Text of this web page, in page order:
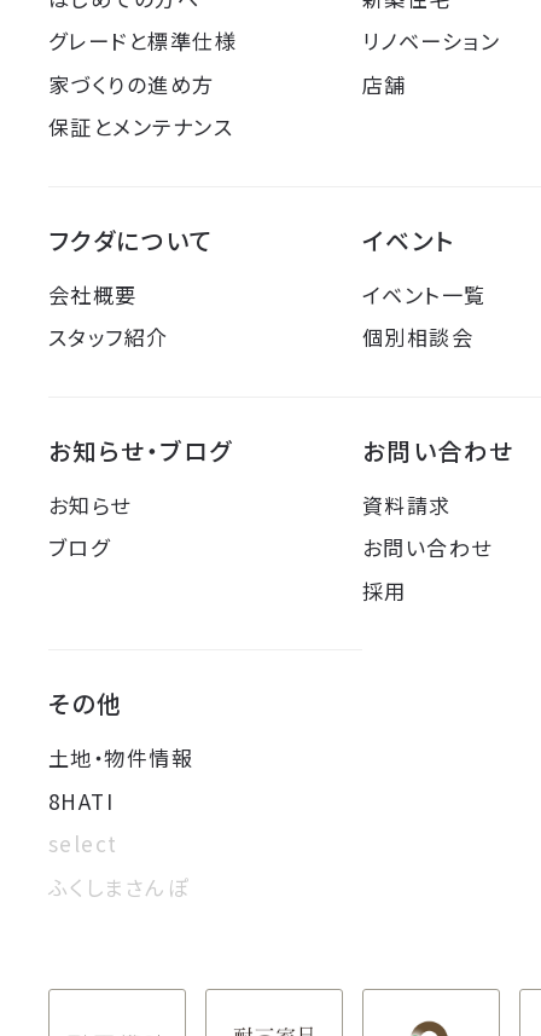
グレードと標準仕様
家づくりの進め方
保証とメンテナンス
リノベーション
店舗
フクダについて
会社概要
スタッフ紹介
イベント
イベント一覧
個別相談会
お知らせ・ブログ
お知らせ
ブログ
お問い合わせ
資料請求
お問い合わせ
採用
その他
土地・物件情報
8HATI
select
ふくしまさんぽ